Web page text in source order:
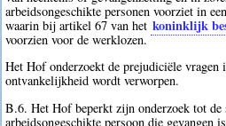
arbeidsongeschikte personen voorziet in
waarin bij artikel 67 van het koninklijk
voorzien voor de werklozen.
Het Hof onderzoekt de prejudiciële vragen
ontvankelijkheid wordt verworpen.
B.6. Het Hof beperkt zijn onderzoek tot de
arbeidsongeschikte persoon die gevangen